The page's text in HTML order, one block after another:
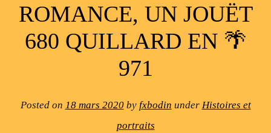
ROMANCE, UN JOUËT
680 QUILLARD EN 🌴
971
Posted on 18 mars 2020by fxbodin under Histoires et
portraits